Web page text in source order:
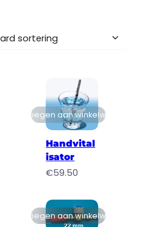
Toevoegen aan winkelwagen
Handvital
isator
€59.50
Toevoegen aan winkelwagen